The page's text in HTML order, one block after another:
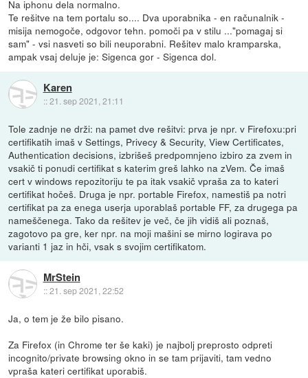
Na iphonu dela normalno.
Te rešitve na tem portalu so.... Dva uporabnika - en računalnik -
misija nemogoče, odgovor tehn. pomoči pa v stilu ..."pomagaj si
sam" - vsi nasveti so bili neuporabni. Rešitev malo kramparska,
ampak vsaj deluje je: Sigenca gor - Sigenca dol.
Karen
::21. sep 2021, 21:11
Tole zadnje ne drži: na pamet dve rešitvi: prva je npr. v Firefoxu:pri
certifikatih imaš v Settings, Privecy & Security, View Certificates,
Authentication decisions, izbrišeš predpomnjeno izbiro za zvem in
vsakič ti ponudi certifikat s katerim greš lahko na zVem. Če imaš
cert v windows repozitoriju te pa itak vsakič vpraša za to kateri
certifikat hočeš. Druga je npr. portable Firefox, namestiš pa notri
certifikat pa za enega userja uporablaš portable FF, za drugega pa
nameščenega. Tako da rešitev je več, če jih vidiš ali poznaš,
zagotovo pa gre, ker npr. na moji mašini se mirno logirava po
varianti 1 jaz in hči, vsak s svojim certifikatom.
MrStein
::21. sep 2021, 22:52
Ja, o tem je že bilo pisano.
Za Firefox (in Chrome ter še kaki) je najbolj preprosto odpreti
incognito/private browsing okno in se tam prijaviti, tam vedno
vpraša kateri certifikat uporabiš.